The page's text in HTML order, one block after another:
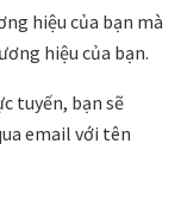
hiệu của bạn mà
hiệu của bạn.
tuyến, bạn sẽ
email với tên